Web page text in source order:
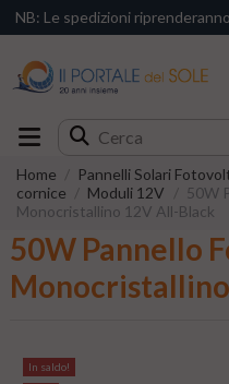
NB: Le spedizioni
Home Pannelli Solari
cornice
Moduli 12V
50W
Monocristallino 12V All-Black
50W Pannello
In saldo!